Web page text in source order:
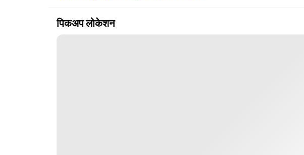
पिकअप लोकेशन